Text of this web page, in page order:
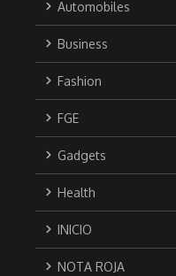
Automobiles
Business
Fashion
FGE
Gadgets
Health
INICIO
NOTA ROJA